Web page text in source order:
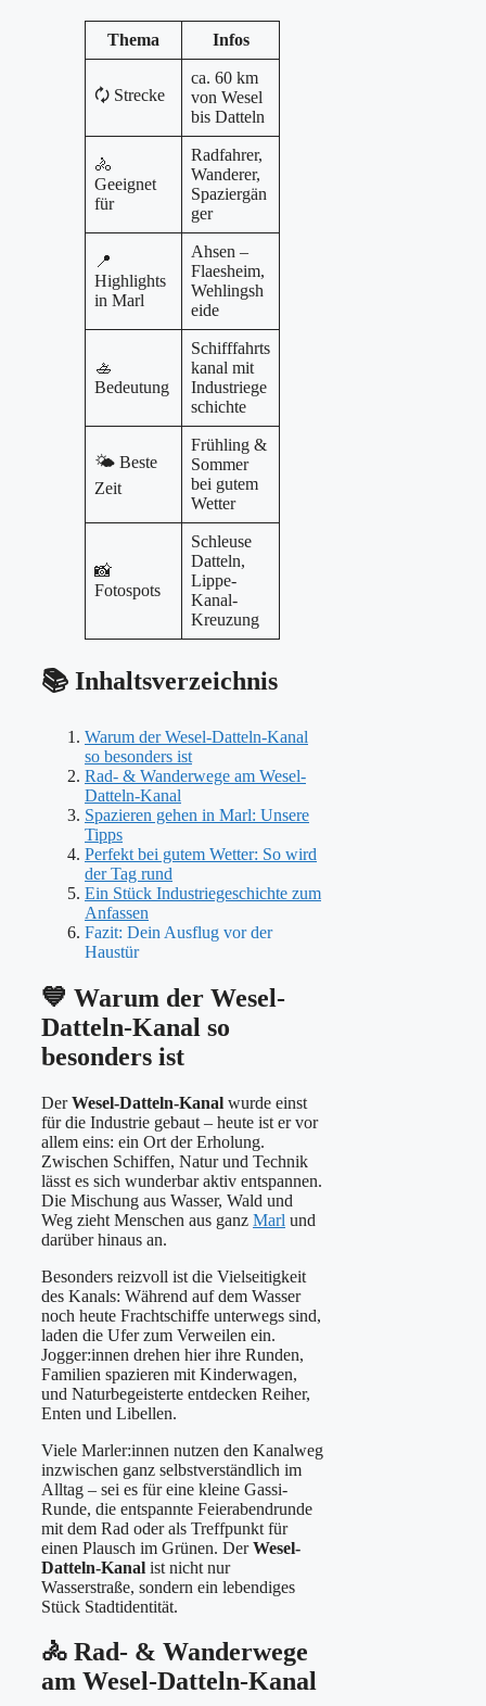
Thema Infos
🗘️ Strecke
ca. 60 km
von Wesel
bis Datteln
🚴
Geeignet
für
Radfahrer,
Wanderer,
Spaziergän
ger
📍
Highlights
in Marl
Ahsen –
Flaesheim,
Wehlingsh
eide
🚣️
Bedeutung
Schifffahrts
kanal mit
Industriege
schichte
🌤️ Beste
Zeit
Frühling &
Sommer
bei gutem
Wetter
📸
Fotospots
Schleuse
Datteln,
Lippe-
Kanal-
Kreuzung
📚 Inhaltsverzeichnis
Warum der Wesel-Datteln-Kanal
so besonders ist
Rad- & Wanderwege am Wesel-
Datteln-Kanal
Spazieren gehen in Marl: Unsere
Tipps
Perfekt bei gutem Wetter: So wird
der Tag rund
Ein Stück Industriegeschichte zum
Anfassen
Fazit: Dein Ausflug vor der
Haustür
💙 Warum der Wesel-
Datteln-Kanal so
besonders ist
DerWesel-Datteln-Kanal wurde einst
für die Industrie gebaut – heute ist er vor
allem eins: ein Ort der Erholung.
Zwischen Schiffen, Natur und Technik
lässt es sich wunderbar aktiv entspannen.
Die Mischung aus Wasser, Wald und
Weg zieht Menschen aus ganz Marl und
darüber hinaus an.
Besonders reizvoll ist die Vielseitigkeit
des Kanals: Während auf dem Wasser
noch heute Frachtschiffe unterwegs sind,
laden die Ufer zum Verweilen ein.
Jogger:innen drehen hier ihre Runden,
Familien spazieren mit Kinderwagen,
und Naturbegeisterte entdecken Reiher,
Enten und Libellen.
Viele Marler:innen nutzen den Kanalweg
inzwischen ganz selbstverständlich im
Alltag – sei es für eine kleine Gassi-
Runde, die entspannte Feierabendrunde
mit dem Rad oder als Treffpunkt für
einen Plausch im Grünen. DerWesel-
Datteln-Kanal ist nicht nur
Wasserstraße, sondern ein lebendiges
Stück Stadtidentität.
🚴 Rad- & Wanderwege
am Wesel-Datteln-Kanal